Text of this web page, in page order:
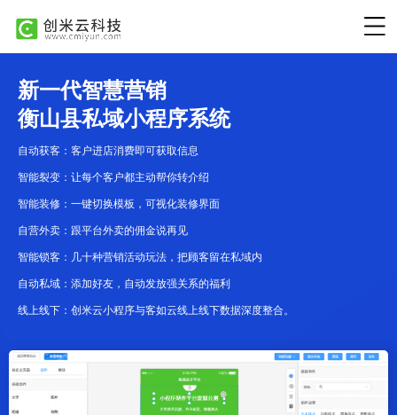
新一代智慧营销
衡山县私域小程序系统
自动获客：客户进店消费即可获取信息
智能裂变：让每个客户都主动帮你转介绍
智能装修：一键切换模板，可视化装修界面
自营外卖：跟平台外卖的佣金说再见
智能锁客：几十种营销活动玩法，把顾客留在私域内
自动私域：添加好友，自动发放强关系的福利
线上线下：创米云小程序与客如云线上线下数据深度整合。